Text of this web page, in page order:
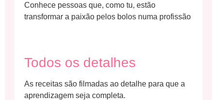
Conhece pessoas que, como tu, estão
transformar a paixão pelos bolos numa profissão
Todos os detalhes
As receitas são filmadas ao detalhe para que a
aprendizagem seja completa.